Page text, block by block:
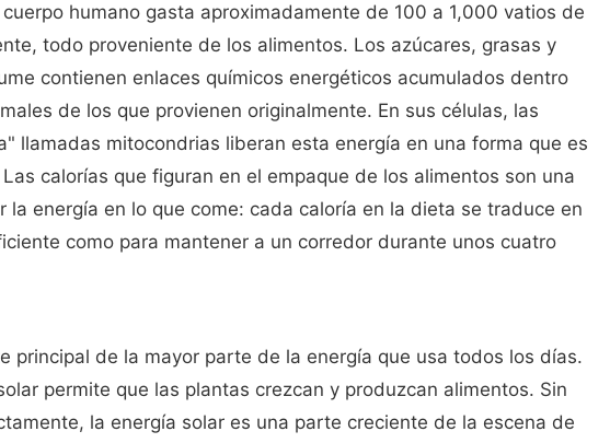
humano gasta aproximadamente de 100 a 1,000 vatios de
todo proveniente de los alimentos. Los azúcares, grasas y
contienen enlaces químicos energéticos acumulados dentro
de los que provienen originalmente. En sus células, las
llamadas mitocondrias liberan esta energía en una forma que es
calorías que figuran en el empaque de los alimentos son una
la energía en lo que come: cada caloría en la dieta se traduce en
como para mantener a un corredor durante unos cuatro
principal de la mayor parte de la energía que usa todos los días.
permite que las plantas crezcan y produzcan alimentos. Sin
la energía solar es una parte creciente de la escena de